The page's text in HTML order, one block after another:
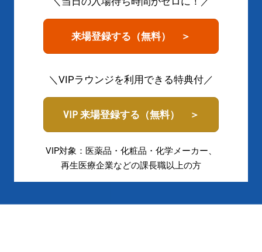
来場登録する（無料） ＞
＼VIPラウンジを利用できる特典付／
VIP 来場登録する（無料） ＞
VIP対象：医薬品・化粧品・化学メーカー、
再生医療企業などの課長職以上の方